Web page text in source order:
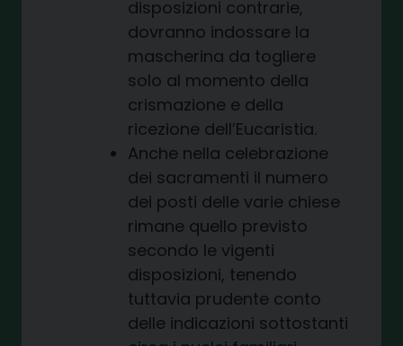
disposizioni contrarie,
dovranno indossare la
mascherina da togliere
solo al momento della
crismazione e della
ricezione dell’Eucaristia.
Anche nella celebrazione
dei sacramenti il numero
dei posti delle varie chiese
rimane quello previsto
secondo le vigenti
disposizioni, tenendo
tuttavia prudente conto
delle indicazioni sottostanti